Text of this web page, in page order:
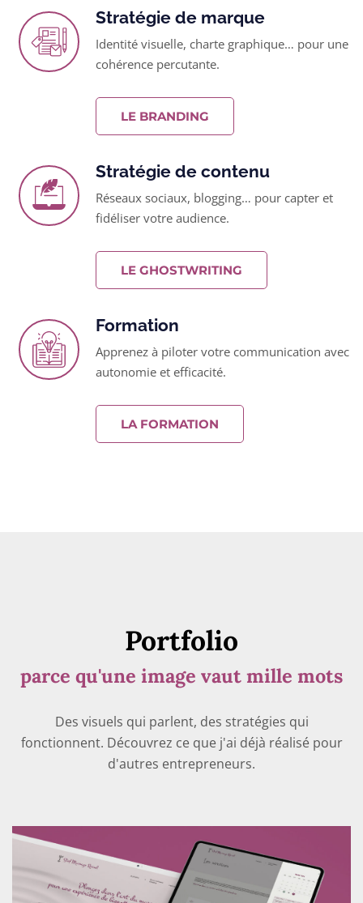
Stratégie de marque
Identité visuelle, charte graphique… pour une
cohérence percutante.
LE BRANDING
Stratégie de contenu
Réseaux sociaux, blogging… pour capter et
fidéliser votre audience.
LE GHOSTWRITING
Formation
Apprenez à piloter votre communication avec
autonomie et efficacité.
LA FORMATION
Portfolio
parce qu'une image vaut mille mots
Des visuels qui parlent, des stratégies qui
fonctionnent. Découvrez ce que j'ai déjà réalisé pour
d'autres entrepreneurs.